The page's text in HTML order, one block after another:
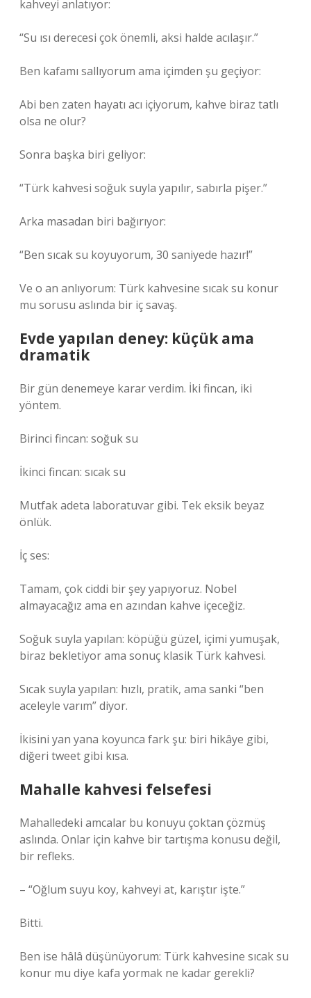
kahveyi anlatıyor:
“Su ısı derecesi çok önemli, aksi halde acılaşır.”
Ben kafamı sallıyorum ama içimden şu geçiyor:
Abi ben zaten hayatı acı içiyorum, kahve biraz tatlı
olsa ne olur?
Sonra başka biri geliyor:
“Türk kahvesi soğuk suyla yapılır, sabırla pişer.”
Arka masadan biri bağırıyor:
“Ben sıcak su koyuyorum, 30 saniyede hazır!”
Ve o an anlıyorum: Türk kahvesine sıcak su konur
mu sorusu aslında bir iç savaş.
Evde yapılan deney: küçük ama
dramatik
Bir gün denemeye karar verdim. İki fincan, iki
yöntem.
Birinci fincan: soğuk su
İkinci fincan: sıcak su
Mutfak adeta laboratuvar gibi. Tek eksik beyaz
önlük.
İç ses:
Tamam, çok ciddi bir şey yapıyoruz. Nobel
almayacağız ama en azından kahve içeceğiz.
Soğuk suyla yapılan: köpüğü güzel, içimi yumuşak,
biraz bekletiyor ama sonuç klasik Türk kahvesi.
Sıcak suyla yapılan: hızlı, pratik, ama sanki “ben
aceleyle varım” diyor.
İkisini yan yana koyunca fark şu: biri hikâye gibi,
diğeri tweet gibi kısa.
Mahalle kahvesi felsefesi
Mahalledeki amcalar bu konuyu çoktan çözmüş
aslında. Onlar için kahve bir tartışma konusu değil,
bir refleks.
– “Oğlum suyu koy, kahveyi at, karıştır işte.”
Bitti.
Ben ise hâlâ düşünüyorum: Türk kahvesine sıcak su
konur mu diye kafa yormak ne kadar gerekli?